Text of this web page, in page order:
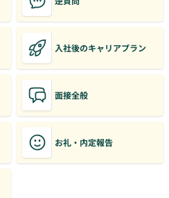
入社後のキャリアプラン
面接全般
お礼・内定報告